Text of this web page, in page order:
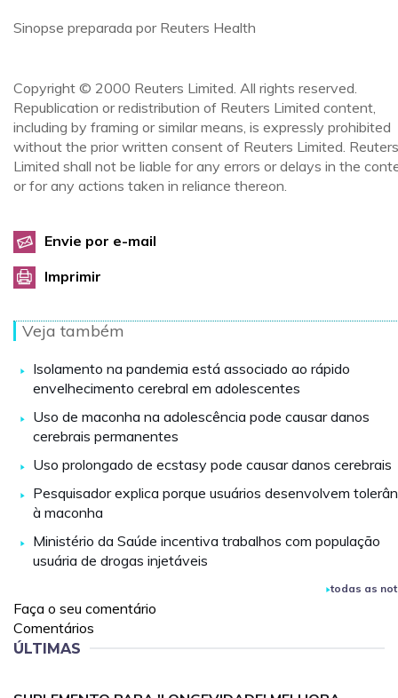
Sinopse preparada por Reuters Health
Copyright © 2000 Reuters Limited. All rights reserved.
Republication or redistribution of Reuters Limited content,
including by framing or similar means, is expressly prohibited
without the prior written consent of Reuters Limited. Reuters
Limited shall not be liable for any errors or delays in the
or for any actions taken in reliance thereon.
Envie por e-mail
Imprimir
Veja também
Isolamento na pandemia está associado ao rápido
envelhecimento cerebral em adolescentes
Uso de maconha na adolescência pode causar danos
cerebrais permanentes
Uso prolongado de ecstasy pode causar danos cerebrais
Pesquisador explica porque usuários desenvolvem
à maconha
Ministério da Saúde incentiva trabalhos com população
usuária de drogas injetáveis
todas as
Faça o seu comentário
Comentários
ÚLTIMAS